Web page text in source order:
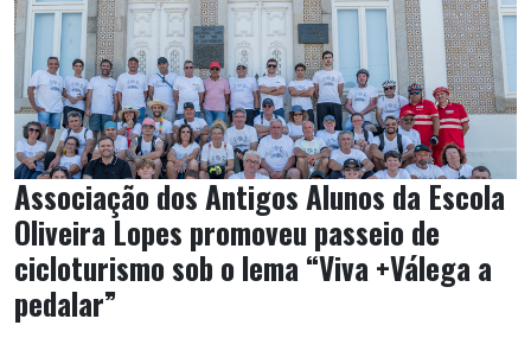
Associação dos Antigos Alunos da Escola
Oliveira Lopes promoveu passeio de
cicloturismo sob o lema “Viva +Válega a
pedalar”